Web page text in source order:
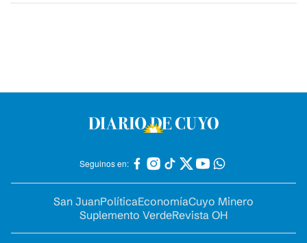
Seguinos en:
San JuanPolíticaEconomíaCuyo Minero
Suplemento VerdeRevista OH